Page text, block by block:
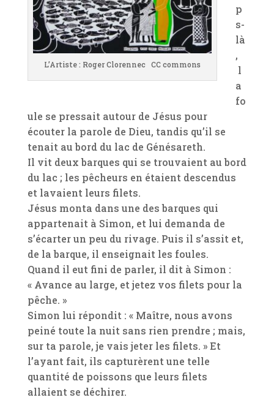
L’Artiste : Roger Clorennec CC commons
p
s-
là
,
l
a
fo
ule se pressait autour de Jésus pour
écouter la parole de Dieu, tandis qu’il se
tenait au bord du lac de Génésareth.
Il vit deux barques qui se trouvaient au bord
du lac ; les pêcheurs en étaient descendus
et lavaient leurs filets.
Jésus monta dans une des barques qui
appartenait à Simon, et lui demanda de
s’écarter un peu du rivage. Puis il s’assit et,
de la barque, il enseignait les foules.
Quand il eut fini de parler, il dit à Simon :
« Avance au large, et jetez vos filets pour la
pêche. »
Simon lui répondit : « Maître, nous avons
peiné toute la nuit sans rien prendre ; mais,
sur ta parole, je vais jeter les filets. » Et
l’ayant fait, ils capturèrent une telle
quantité de poissons que leurs filets
allaient se déchirer.